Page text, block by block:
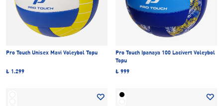
Pro Touch Unisex Mavi Voleybol Topu
₺ 1.299
Pro Touch Ipanaya 100 Lacivert Voleybol
Topu
₺ 999